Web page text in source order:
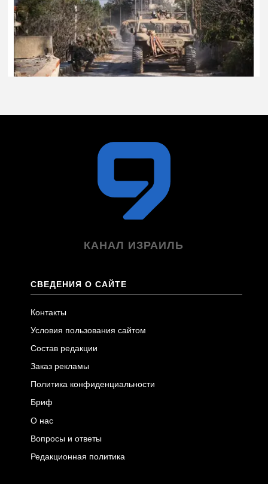
КАНАЛ ИЗРАИЛЬ
СВЕДЕНИЯ О САЙТЕ
Контакты
Условия пользования сайтом
Состав редакции
Заказ рекламы
Политика конфиденциальности
Бриф
О нас
Вопросы и ответы
Редакционная политика